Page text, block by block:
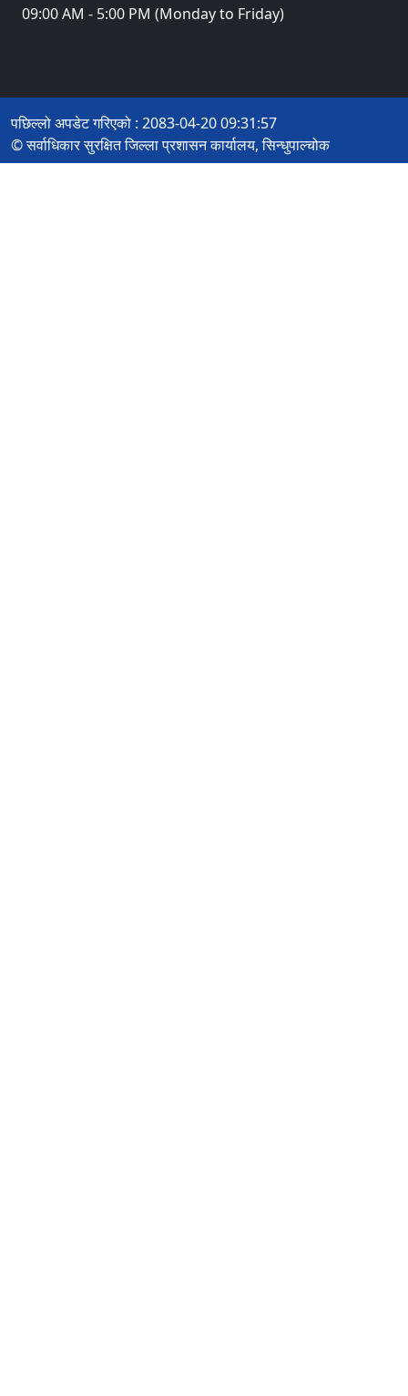
09:00 AM - 5:00 PM (Monday to Friday)
पछिल्लो अपडेट गरिएको : 2083-04-20 09:31:57
© सर्वाधिकार सुरक्षित जिल्ला प्रशासन कार्यालय, सिन्धुपाल्चोक